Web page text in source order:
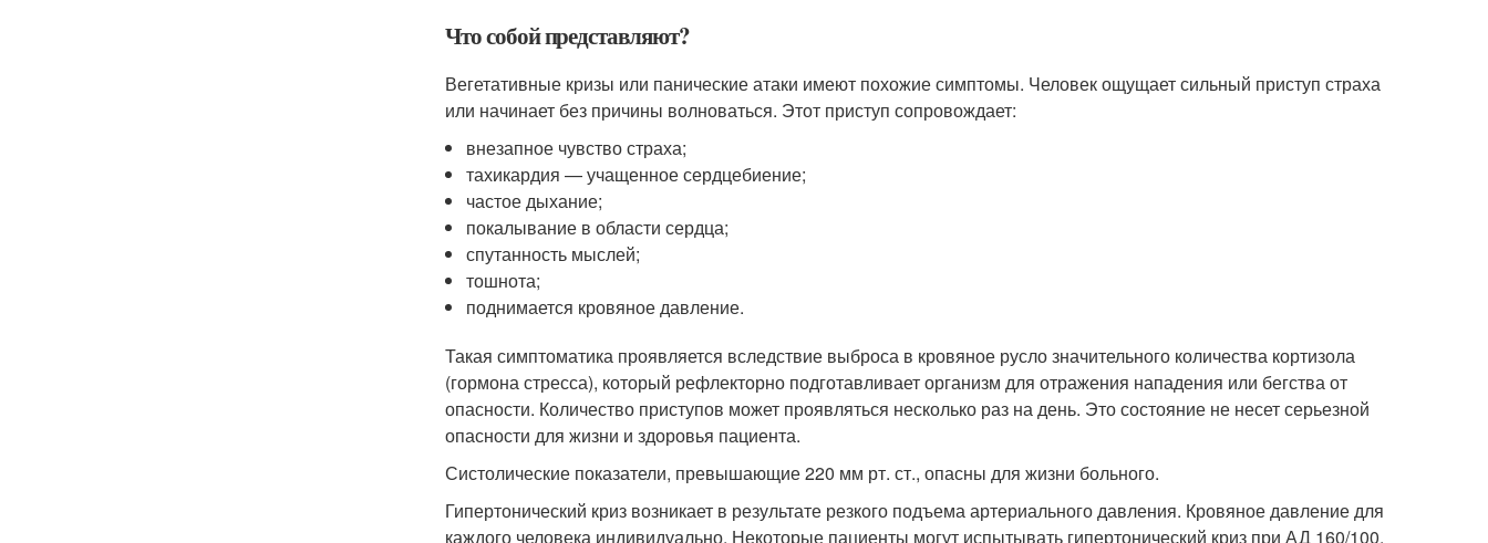
Что собой представляют?
Вегетативные кризы или панические атаки имеют похожие симптомы. Человек ощущает сильный приступ страха
или начинает без причины волноваться. Этот приступ сопровождает:
внезапное чувство страха;
тахикардия — учащенное сердцебиение;
частое дыхание;
покалывание в области сердца;
спутанность мыслей;
тошнота;
поднимается кровяное давление.
Такая симптоматика проявляется вследствие выброса в кровяное русло значительного количества кортизола
(гормона стресса), который рефлекторно подготавливает организм для отражения нападения или бегства от
опасности. Количество приступов может проявляться несколько раз на день. Это состояние не несет серьезной
опасности для жизни и здоровья пациента.
Систолические показатели, превышающие 220 мм рт. ст., опасны для жизни больного.
Гипертонический криз возникает в результате резкого подъема артериального давления. Кровяное давление для
каждого человека индивидуально. Некоторые пациенты могут испытывать гипертонический криз при АД 160/100.